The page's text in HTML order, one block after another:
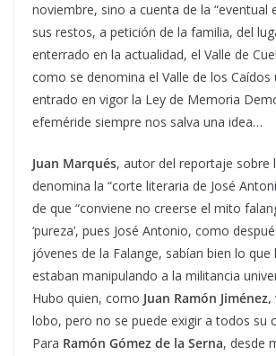
noviembre, sino a cuenta de la “eventual
sus restos, a petición de la familia, del
enterrado en la actualidad, el Valle de
como se denomina el Valle de los Caídos
entrado en vigor la Ley de Memoria
efeméride siempre nos salva una idea…
Juan Marqués, autor del reportaje sobre
denomina la “corte literaria de José
de que “conviene no creerse el mito
‘pureza’, pues José Antonio, como
jóvenes de la Falange, sabían bien lo
estaban manipulando a la militancia
Hubo quien, como Juan Ramón Jiménez,
lobo, pero no se puede exigir a todos su
Para Ramón Gómez de la Serna, desde